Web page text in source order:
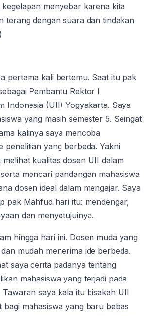
menyebar karena kita
terang dengan suara dan tindakan
pertama kali bertemu. Saat itu pak
Pembantu Rektor I
Indonesia (UII) Yogyakarta. Saya
yang masih semester 5. Seingat
kalinya saya mencoba
penelitian yang berbeda. Yakni
kualitas dosen UII dalam
mencari pandangan mahasiswa
dosen ideal dalam mengajar. Saya
pak Mahfud hari itu: mendengar,
dan menyetujuinya.
hingga hari ini. Dosen muda yang
mudah menerima ide berbeda.
saya cerita padanya tentang
mahasiswa yang terjadi pada
Tawaran saya kala itu bisakah UII
bagi mahasiswa yang baru bebas